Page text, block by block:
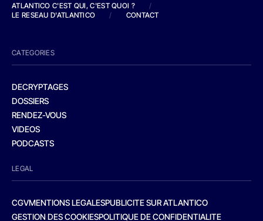
ATLANTICO C'EST QUI, C'EST QUOI ?
/
LE RESEAU D'ATLANTICO
/ CONTACT
CATEGORIES
DECRYPTAGES
DOSSIERS
RENDEZ-VOUS
VIDEOS
PODCASTS
LEGAL
CGVMENTIONS LEGALESPUBLICITE SUR ATLANTICO
GESTION DES COOKIESPOLITIQUE DE CONFIDENTIALITE